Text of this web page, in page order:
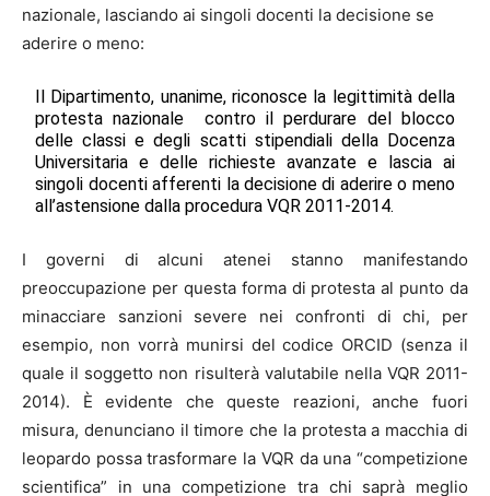
nazionale, lasciando ai singoli docenti la decisione se
aderire o meno:
Il Dipartimento, unanime, riconosce la legittimità della
protesta nazionale contro il perdurare del blocco
delle classi e degli scatti stipendiali della Docenza
Universitaria e delle richieste avanzate e lascia ai
singoli docenti afferenti la decisione di aderire o meno
all’astensione dalla procedura VQR 2011-2014.
I governi di alcuni atenei stanno manifestando
preoccupazione per questa forma di protesta al punto da
minacciare sanzioni severe nei confronti di chi, per
esempio, non vorrà munirsi del codice ORCID (senza il
quale il soggetto non risulterà valutabile nella VQR 2011-
2014). È evidente che queste reazioni, anche fuori
misura, denunciano il timore che la protesta a macchia di
leopardo possa trasformare la VQR da una “competizione
scientifica” in una competizione tra chi saprà meglio